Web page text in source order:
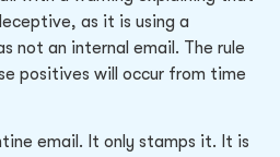
as it is using a
not an internal email. The rule
positives will occur from time
email. It only stamps it. It is